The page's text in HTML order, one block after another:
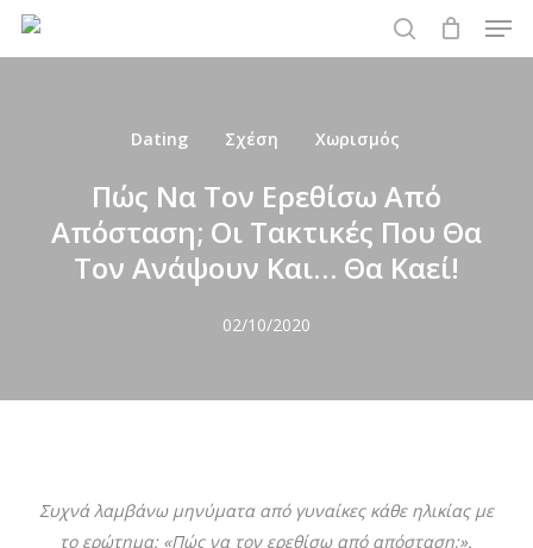
Skip
search
Dating Σχέση Χωρισμός
Πώς Να Τον Ερεθίσω Από
Απόσταση; Οι Τακτικές Που Θα
Τον Ανάψουν Και… Θα Καεί!
02/10/2020
Συχνά λαμβάνω μηνύματα από γυναίκες κάθε ηλικίας με
το ερώτημα: «Πώς να τον ερεθίσω από απόσταση;».